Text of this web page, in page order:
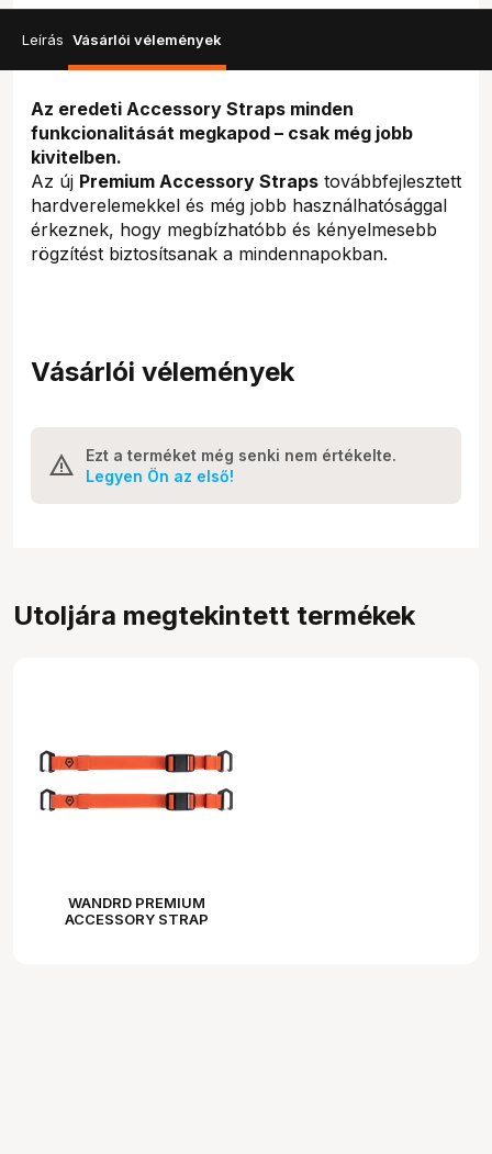
Leírás Vásárlói vélemények
Az eredeti Accessory Straps minden
funkcionalitását megkapod – csak még jobb
kivitelben.
Az új Premium Accessory Straps továbbfejlesztett
hardverelemekkel és még jobb használhatósággal
érkeznek, hogy megbízhatóbb és kényelmesebb
rögzítést biztosítsanak a mindennapokban.
Vásárlói vélemények
Ezt a terméket még senki nem értékelte.
Legyen Ön az első!
Utoljára megtekintett termékek
WANDRD PREMIUM
ACCESSORY STRAP